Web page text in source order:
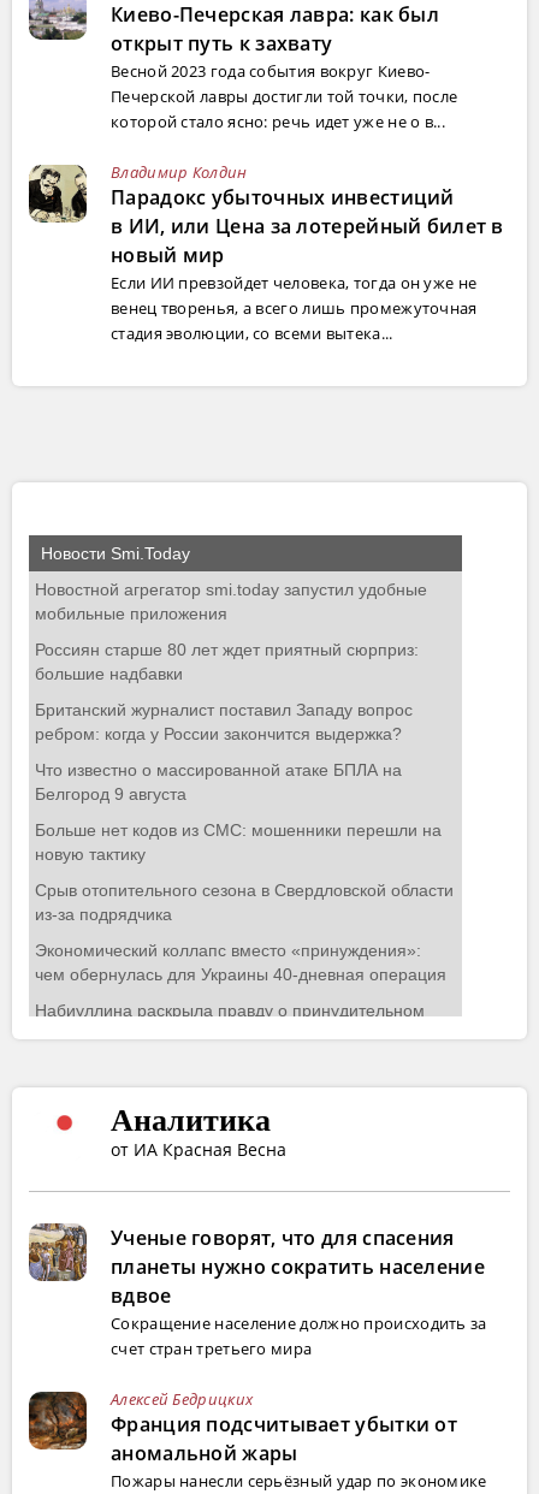
Киево-Печерская лавра: как был
открыт путь к захвату
Весной 2023 года события вокруг Киево-
Печерской лавры достигли той точки, после
которой стало ясно: речь идет уже не о в...
Владимир Колдин
Парадокс убыточных инвестиций
в ИИ, или Цена за лотерейный билет в
новый мир
Если ИИ превзойдет человека, тогда он уже не
венец творенья, а всего лишь промежуточная
стадия эволюции, со всеми вытека...
Аналитика
от ИА Красная Весна
Ученые говорят, что для спасения
планеты нужно сократить население
вдвое
Сокращение население должно происходить за
счет стран третьего мира
Алексей Бедрицких
Франция подсчитывает убытки от
аномальной жары
Пожары нанесли серьёзный удар по экономике